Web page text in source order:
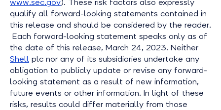
www.sec.gov). These risk factors also expressly
qualify all forward-looking statements contained in
this release and should be considered by the reader.
Each forward-looking statement speaks only as of
the date of this release, March 24, 2023. Neither
Shell plc nor any of its subsidiaries undertake any
obligation to publicly update or revise any forward-
looking statement as a result of new information,
future events or other information. In light of these
risks, results could differ materially from those